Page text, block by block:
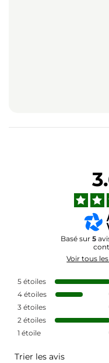
Basé sur5
Voir tous
5 étoiles
4 étoiles
3 étoiles
2 étoiles
1 étoile
Trier les avis